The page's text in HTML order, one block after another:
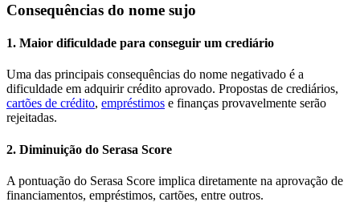
Consequências do nome sujo
1. Maior dificuldade para conseguir um crediário
Uma das principais consequências do nome negativado é a
dificuldade em adquirir crédito aprovado. Propostas de crediários,
cartões de crédito, empréstimos e finanças provavelmente serão
rejeitadas.
2. Diminuição do Serasa Score
A pontuação do Serasa Score implica diretamente na aprovação de
financiamentos, empréstimos, cartões, entre outros.